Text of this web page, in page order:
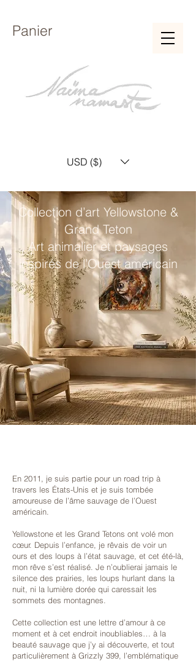
Panier
USD ($)
Collection d’art Yellowstone &
Grand Teton
Art animalier et paysages
inspirés de l’Ouest américain
En 2011, je suis partie pour un road trip à
travers les États-Unis et je suis tombée
amoureuse de l’âme sauvage de l’Ouest
américain.
Yellowstone et les Grand Tetons ont volé mon
cœur. Depuis l’enfance, je rêvais de voir un
ours et des loups à l’état sauvage, et cet été-là,
mon rêve s’est réalisé. Je n’oublierai jamais le
silence des prairies, les loups hurlant dans la
nuit, ni la lumière dorée qui caressait les
sommets des montagnes.
Cette collection est une lettre d’amour à ce
moment et à cet endroit inoubliables… à la
beauté sauvage que j’y ai découverte, et tout
particulièrement à Grizzly 399, l’emblématique